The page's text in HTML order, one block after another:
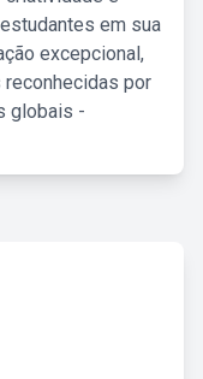
em sua
excepcional,
por
globais -